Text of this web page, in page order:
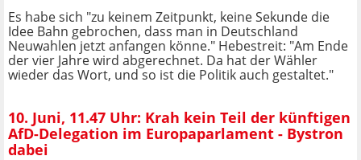
Es habe sich "zu keinem Zeitpunkt, keine Sekunde die
Idee Bahn gebrochen, dass man in Deutschland
Neuwahlen jetzt anfangen könne." Hebestreit: "Am Ende
der vier Jahre wird abgerechnet. Da hat der Wähler
wieder das Wort, und so ist die Politik auch gestaltet."
10. Juni, 11.47 Uhr: Krah kein Teil der künftigen
AfD-Delegation im Europaparlament - Bystron
dabei